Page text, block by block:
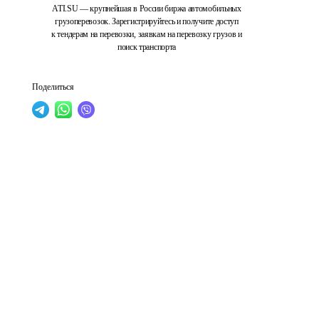
ATI.SU — крупнейшая в России биржа автомобильных
грузоперевозок. Зарегистрируйтесь и получите доступ
к тендерам на перевозки, заявкам на перевозку грузов и
поиск транспорта
Поделиться